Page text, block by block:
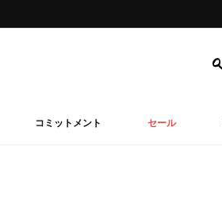
コミットメント セール